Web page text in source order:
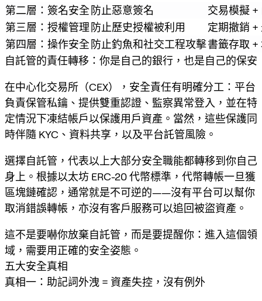
第二層：簽名安全 防止惡意簽名
交易模擬 +
第三層：授權管理 防止歷史授權被利用
定期撤銷 +
第四層：操作安全 防止釣魚和社交工程攻擊書籤存取 +
自託管的責任轉移：你是自己的銀行，也是自己的保安
在中心化交易所（CEX），安全責任有明確分工：平台
負責保管私鑰、提供雙重認證、監察異常登入，並在特
定情況下凍結帳戶以保護用戶資產。當然，這些保護同
時伴隨 KYC、資料共享，以及平台託管風險。
選擇自託管，代表以上大部分安全職能都轉移到你自己
身上。根據以太坊 ERC-20 代幣標準，代幣轉帳一旦獲
區塊鏈確認，通常就是不可逆的——沒有平台可以幫你
取消錯誤轉帳，亦沒有客戶服務可以追回被盜資產。
這不是要嚇你放棄自託管，而是要提醒你：進入這個領
域，需要用正確的安全姿態。
五大安全真相
真相一：助記詞外洩 = 資產失控，沒有例外